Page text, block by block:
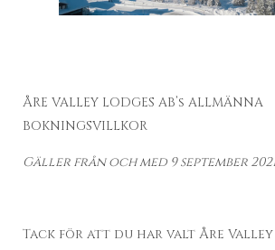
ÅRE VALLEY LODGES AB’s ALLMÄNNA
BOKNINGSVILLKOR
Gäller från och med 9 september
Tack för att du har valt Åre Valley